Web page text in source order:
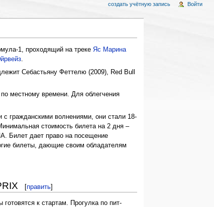
1, проходящий на треке Яс Марина
.
Себастьяну Феттелю (2009), Red Bull
местному времени. Для облегчения
с гражданскими волнениями, они стали 18-
стоимость билета на 2 дня –
Билет дает право на посещение
билеты, дающие своим обладателям
[править]
к стартам. Прогулка по пит-
создать учётную запись Войти